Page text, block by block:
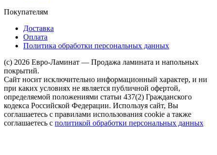
Покупателям
Доставка
Оплата
Политика обработки персональных данных
(c) 2026 Евро-Ламинат — Продажа ламината и напольных
покрытий.
Сайт носит исключительно информационный характер, и ни
при каких условиях не является публичной офертой,
определяемой положениями статьи 437(2) Гражданского
кодекса Российской Федерации. Используя сайт, Вы
соглашаетесь с правилами использования cookie а также
соглашаетесь с политикой обработки персональных данных